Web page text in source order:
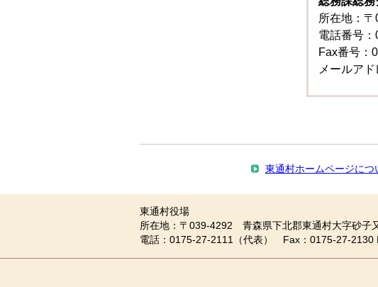
所在地：
電話番号
Fax番号：
メールアド
東通村ホームページにつ
東通村役場
所在地：〒039-4292 青森県下北郡東通村大字砂子
電話：0175-27-2111（代表） Fax：0175-27-2130